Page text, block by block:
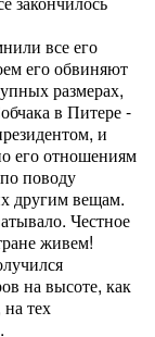
все его
его обвиняют
размерах,
в Питере -
и
его отношениям
поводу
другим вещам.
Честное
живем!
на высоте, как
тех